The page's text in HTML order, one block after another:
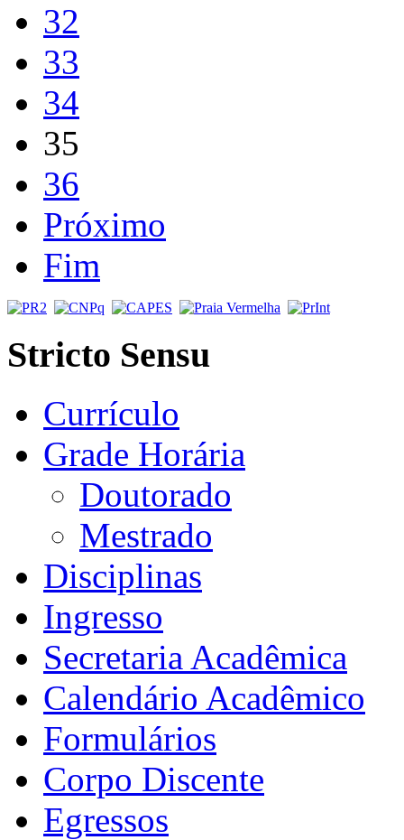
32
33
34
35
36
Próximo
Fim
Stricto Sensu
Currículo
Grade Horária
Doutorado
Mestrado
Disciplinas
Ingresso
Secretaria Acadêmica
Calendário Acadêmico
Formulários
Corpo Discente
Egressos